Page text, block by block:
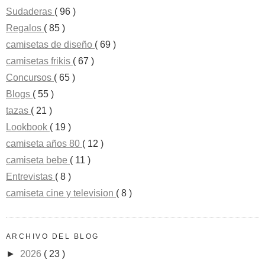
Sudaderas ( 96 )
Regalos ( 85 )
camisetas de diseño ( 69 )
camisetas frikis ( 67 )
Concursos ( 65 )
Blogs ( 55 )
tazas ( 21 )
Lookbook ( 19 )
camiseta años 80 ( 12 )
camiseta bebe ( 11 )
Entrevistas ( 8 )
camiseta cine y television ( 8 )
ARCHIVO DEL BLOG
► 2026 ( 23 )